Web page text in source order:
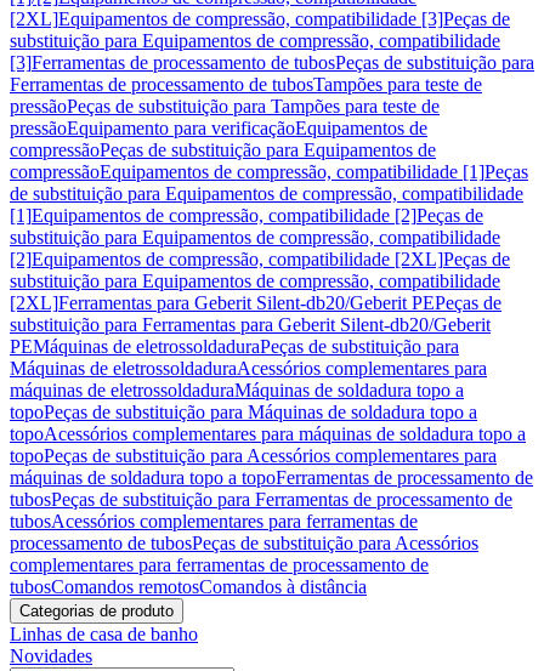
[2XL]Equipamentos de compressão, compatibilidade [3]Peças de
substituição para Equipamentos de compressão, compatibilidade
[3]Ferramentas de processamento de tubosPeças de substituição para
Ferramentas de processamento de tubosTampões para teste de
pressãoPeças de substituição para Tampões para teste de
pressãoEquipamento para verificaçãoEquipamentos de
compressãoPeças de substituição para Equipamentos de
compressãoEquipamentos de compressão, compatibilidade [1]Peças
de substituição para Equipamentos de compressão, compatibilidade
[1]Equipamentos de compressão, compatibilidade [2]Peças de
substituição para Equipamentos de compressão, compatibilidade
[2]Equipamentos de compressão, compatibilidade [2XL]Peças de
substituição para Equipamentos de compressão, compatibilidade
[2XL]Ferramentas para Geberit Silent-db20/Geberit PEPeças de
substituição para Ferramentas para Geberit Silent-db20/Geberit
PEMáquinas de eletrossoldaduraPeças de substituição para
Máquinas de eletrossoldaduraAcessórios complementares para
máquinas de eletrossoldaduraMáquinas de soldadura topo a
topoPeças de substituição para Máquinas de soldadura topo a
topoAcessórios complementares para máquinas de soldadura topo a
topoPeças de substituição para Acessórios complementares para
máquinas de soldadura topo a topoFerramentas de processamento de
tubosPeças de substituição para Ferramentas de processamento de
tubosAcessórios complementares para ferramentas de
processamento de tubosPeças de substituição para Acessórios
complementares para ferramentas de processamento de
tubosComandos remotosComandos à distância
Categorias de produto
Linhas de casa de banho
Novidades